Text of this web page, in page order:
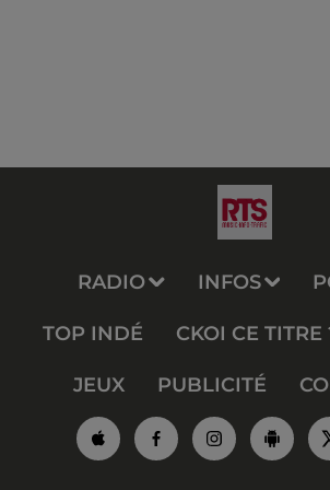
RADIO INFOS
TOP INDÉ CKOI CE TITRE
JEUX PUBLICITÉ